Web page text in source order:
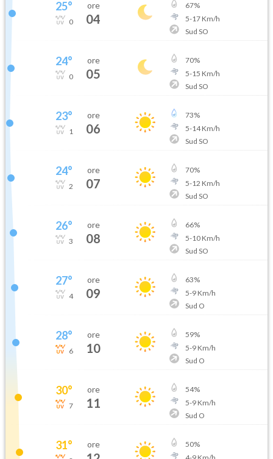
25°
0
ore
04
67%
5-17Km/h
Sud SO
24°
0
ore
05
70%
5-15 Km/h
Sud SO
23°
1
ore
06
73%
5-14Km/h
Sud SO
24°
2
ore
07
70%
5-12 Km/h
Sud SO
26°
3
ore
08
66%
5-10Km/h
Sud SO
27°
4
ore
09
63%
5-9Km/h
Sud O
28°
6
ore
10
59%
5-9Km/h
Sud O
30°
7
ore
11
54%
5-9Km/h
Sud O
31° ore 50%